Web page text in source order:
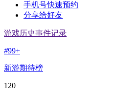
手机号快速预约
分享给好友
游戏历史事件记录
#99+
新游期待榜
120